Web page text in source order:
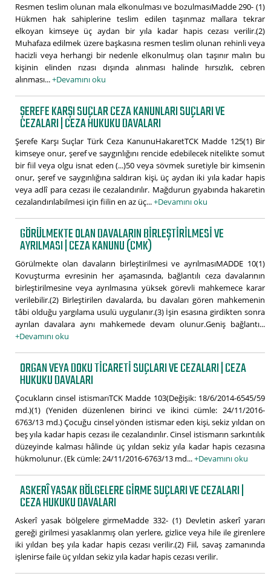
Resmen teslim olunan mala elkonulması ve bozulmasıMadde 290- (1)
Hükmen hak sahiplerine teslim edilen taşınmaz mallara tekrar
elkoyan kimseye üç aydan bir yıla kadar hapis cezası verilir.(2)
Muhafaza edilmek üzere başkasına resmen teslim olunan rehinli veya
hacizli veya herhangi bir nedenle elkonulmuş olan taşınır malın bu
kişinin elinden rızası dışında alınması halinde hırsızlık, cebren
alınması...+Devamını oku
ŞEREFE KARŞI SUÇLAR CEZA KANUNLARI SUÇLARI VE
CEZALARI | CEZA HUKUKU DAVALARI
Şerefe Karşı Suçlar Türk Ceza KanunuHakaretTCK Madde 125(1) Bir
kimseye onur, şeref ve saygınlığını rencide edebilecek nitelikte somut
bir fiil veya olgu isnat eden (...)50 veya sövmek suretiyle bir kimsenin
onur, şeref ve saygınlığına saldıran kişi, üç aydan iki yıla kadar hapis
veya adlî para cezası ile cezalandırılır. Mağdurun gıyabında hakaretin
cezalandırılabilmesi için fiilin en az üç...+Devamını oku
GÖRÜLMEKTE OLAN DAVALARIN BIRLEŞTIRILMESI VE
AYRILMASI | CEZA KANUNU (CMK)
Görülmekte olan davaların birleştirilmesi ve ayrılmasıMADDE 10(1)
Kovuşturma evresinin her aşamasında, bağlantılı ceza davalarının
birleştirilmesine veya ayrılmasına yüksek görevli mahkemece karar
verilebilir.(2) Birleştirilen davalarda, bu davaları gören mahkemenin
tâbi olduğu yargılama usulü uygulanır.(3) İşin esasına girdikten sonra
ayrılan davalara aynı mahkemede devam olunur.Geniş bağlantı...
+Devamını oku
ORGAN VEYA DOKU TICARETI SUÇLARI VE CEZALARI | CEZA
HUKUKU DAVALARI
Çocukların cinsel istismarıTCK Madde 103(Değişik: 18/6/2014-6545/59
md.)(1) (Yeniden düzenlenen birinci ve ikinci cümle: 24/11/2016-
6763/13 md.) Çocuğu cinsel yönden istismar eden kişi, sekiz yıldan on
beş yıla kadar hapis cezası ile cezalandırılır. Cinsel istismarın sarkıntılık
düzeyinde kalması hâlinde üç yıldan sekiz yıla kadar hapis cezasına
hükmolunur. (Ek cümle: 24/11/2016-6763/13 md...+Devamını oku
ASKERÎ YASAK BÖLGELERE GIRME SUÇLARI VE CEZALARI |
CEZA HUKUKU DAVALARI
Askerî yasak bölgelere girmeMadde 332- (1) Devletin askerî yararı
gereği girilmesi yasaklanmış olan yerlere, gizlice veya hile ile girenlere
iki yıldan beş yıla kadar hapis cezası verilir.(2) Fiil, savaş zamanında
işlenirse faile üç yıldan sekiz yıla kadar hapis cezası verilir.